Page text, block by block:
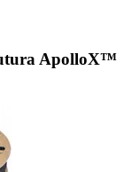
ApolloX™